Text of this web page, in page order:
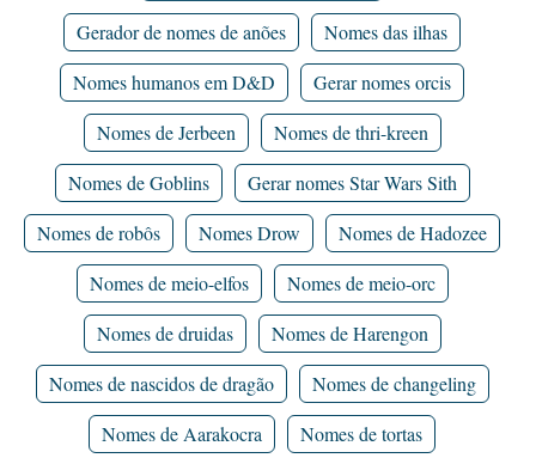
Gerador de nomes de anões
Nomes das ilhas
Nomes humanos em D&D
Gerar nomes orcis
Nomes de Jerbeen
Nomes de thri-kreen
Nomes de Goblins
Gerar nomes Star Wars Sith
Nomes de robôs
Nomes Drow
Nomes de Hadozee
Nomes de meio-elfos
Nomes de meio-orc
Nomes de druidas
Nomes de Harengon
Nomes de nascidos de dragão
Nomes de changeling
Nomes de Aarakocra
Nomes de tortas